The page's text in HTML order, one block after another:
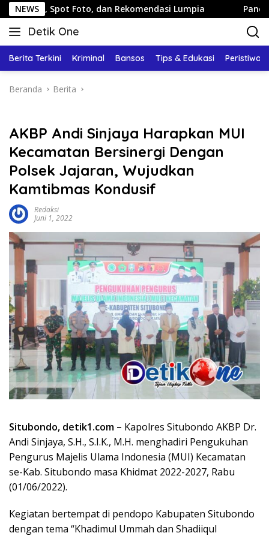
Langsung
ke
konten
NEWS
Foto, dan Rekomendasi Lumpia Panduan Wisata
Detik One
Tajam
Fakta
Berita Terkini Kriminal Bansos Tips & Edukasi Peristiwa
Beranda Berita
AKBP Andi Sinjaya Harapkan MUI
Kecamatan Bersinergi Dengan
Polsek Jajaran, Wujudkan
Kamtibmas Kondusif
Redaksi
Juni 1, 2022
Situbondo, detik1.com – Kapolres Situbondo AKBP Dr.
Andi Sinjaya, S.H., S.I.K., M.H. menghadiri Pengukuhan
Pengurus Majelis Ulama Indonesia (MUI) Kecamatan
se-Kab. Situbondo masa Khidmat 2022-2027, Rabu
(01/06/2022).
Kegiatan bertempat di pendopo Kabupaten Situbondo
dengan tema “Khadimul Ummah dan Shadiiqul